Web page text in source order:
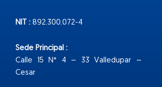
NIT : 892.300.072-4
Sede Principal :
Calle 15 N° 4 – 33 Valledupar –
Cesar